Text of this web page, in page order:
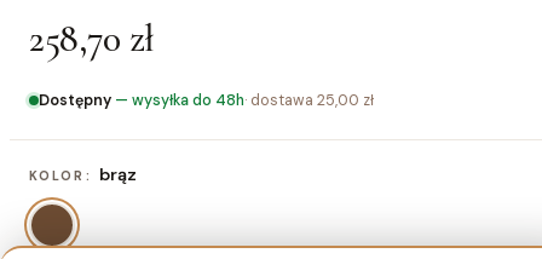
258,70 zł
Dostępny — wysyłka do 48h· dostawa 25,00 zł
KOLOR: brąz